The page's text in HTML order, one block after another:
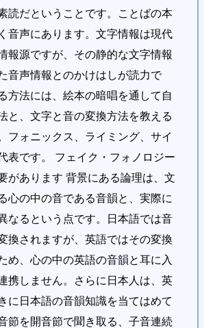
読だということです。ことばの本
音声にあります。文字情報は現代
報源ですが、その静的な文字情報
音声情報とのかけはしが読力で
方法には、絵本の暗唱を通して自
と、文字と音の変換方法を教える
フォニックス、ライミング、サイ
表です。 フェイク・フォノロジー
があります 背景にある論理は、文
心の中の音である音韻と、実際に
なるという点です。日本語では音
換されますが、英語ではその変換
め、心の中の英語の音韻と耳に入
携しません。さらに日本人は、英
に日本語の音韻知識を当てはめて
節を開音節で聞き取る、子音連続